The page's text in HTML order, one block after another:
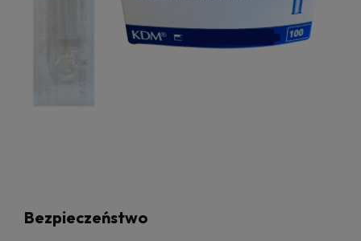
Bezpieczeństwo